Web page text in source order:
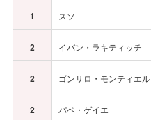
1 スソ
2 イバン・ラキティッチ
2 ゴンサロ・モンティエル
2 パペ・ゲイエ